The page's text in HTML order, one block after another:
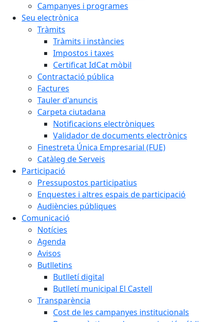
Campanyes i programes
Seu electrònica
Tràmits
Tràmits i instàncies
Impostos i taxes
Certificat IdCat mòbil
Contractació pública
Factures
Tauler d'anuncis
Carpeta ciutadana
Notificacions electròniques
Validador de documents electrònics
Finestreta Única Empresarial (FUE)
Catàleg de Serveis
Participació
Pressupostos participatius
Enquestes i altres espais de participació
Audiències públiques
Comunicació
Notícies
Agenda
Avisos
Butlletins
Butlletí digital
Butlletí municipal El Castell
Transparència
Cost de les campanyes institucionals